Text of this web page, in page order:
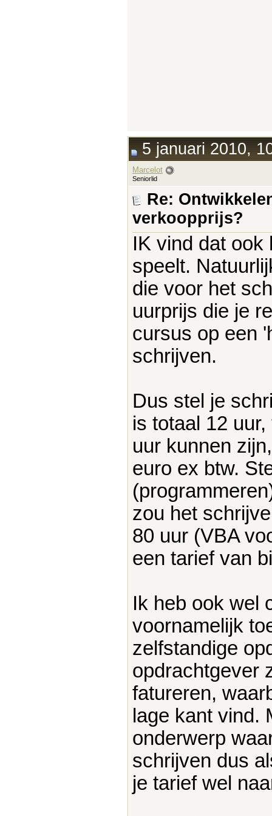
5 januari 2010,
Marcelot
Seniorlid
Re:
verkoopprijs?
IK vind dat ook
speelt.
die voor het
uurprijs die je
cursus op een
schrijven.
Dus stel je
is totaal 12
uur kunnen
euro ex btw.
zou het
80 uur (VBA
een tarief van
Ik heb ook wel
voornamelijk
zelfstandige
opdrachtgever
fatureren,
lage kant vind.
onderwerp
schrijven dus
je tarief wel